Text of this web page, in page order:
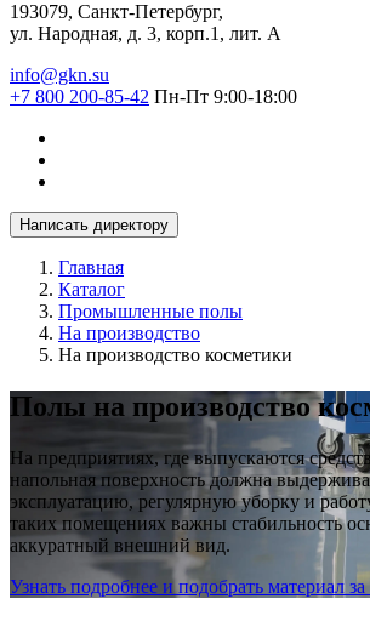
193079, Санкт-Петербург,
ул. Народная, д. 3, корп.1, лит. А
info@gkn.su
+7 800 200-85-42 Пн-Пт 9:00-18:00
Написать директору
Главная
Каталог
Промышленные полы
На производство
На производство косметики
Полы на производство
На предприятиях, где выпускаются
напольная поверхность должна
эксплуатацию, регулярную уборку и
таких помещениях важны стабильность
аккуратный внешний вид.
Узнать подробнее и подобрать материал